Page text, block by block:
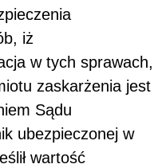
iż
w tych sprawach,
zaskarżenia jest
Sądu
ubezpieczonej w
wartość